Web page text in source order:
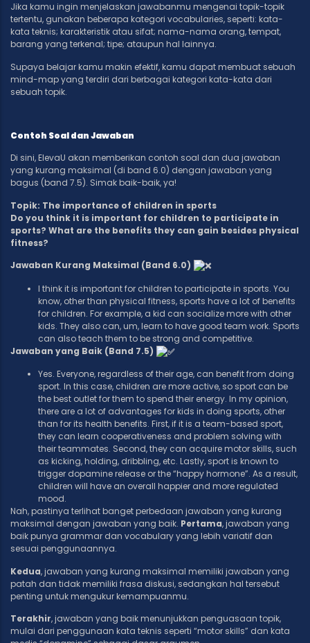
Jika kamu ingin menjelaskan jawabanmu mengenai topik-topik
tertentu, gunakan beberapa kategori vocabularies, seperti: kata-
kata teknis; karakteristik atau sifat; nama-nama orang, tempat,
barang yang terkenal; tipe; ataupun hal lainnya.
Supaya belajar kamu makin efektif, kamu dapat membuat sebuah
mind-map yang terdiri dari berbagai kategori kata-kata dari
sebuah topik.
Contoh Soal dan Jawaban
Di sini, ElevaU akan memberikan contoh soal dan dua jawaban
yang kurang maksimal (di band 6.0) dengan jawaban yang
bagus (band 7.5). Simak baik-baik, ya!
Topik: The importance of children in sports
Do you think it is important for children to participate in
sports? What are the benefits they can gain besides physical
fitness?
Jawaban Kurang Maksimal (Band 6.0)
I think it is important for children to participate in sports. You
know, other than physical fitness, sports have a lot of benefits
for children. For example, a kid can socialize more with other
kids. They also can, um, learn to have good team work. Sports
can also teach them to be strong and competitive.
Jawaban yang Baik (Band 7.5)
Yes. Everyone, regardless of their age, can benefit from doing
sport. In this case, children are more active, so sport can be
the best outlet for them to spend their energy. In my opinion,
there are a lot of advantages for kids in doing sports, other
than for its health benefits. First, if it is a team-based sport,
they can learn cooperativeness and problem solving with
their teammates. Second, they can acquire motor skills, such
as kicking, holding, dribbling, etc. Lastly, sport is known to
trigger dopamine release or the “happy hormone”. As a result,
children will have an overall happier and more regulated
mood.
Nah, pastinya terlihat banget perbedaan jawaban yang kurang
maksimal dengan jawaban yang baik. Pertama, jawaban yang
baik punya grammar dan vocabulary yang lebih variatif dan
sesuai penggunaannya.
Kedua, jawaban yang kurang maksimal memiliki jawaban yang
patah dan tidak memiliki frasa diskusi, sedangkan hal tersebut
penting untuk mengukur kemampuanmu.
Terakhir, jawaban yang baik menunjukkan penguasaan topik,
mulai dari penggunaan kata teknis seperti “motor skills” dan kata